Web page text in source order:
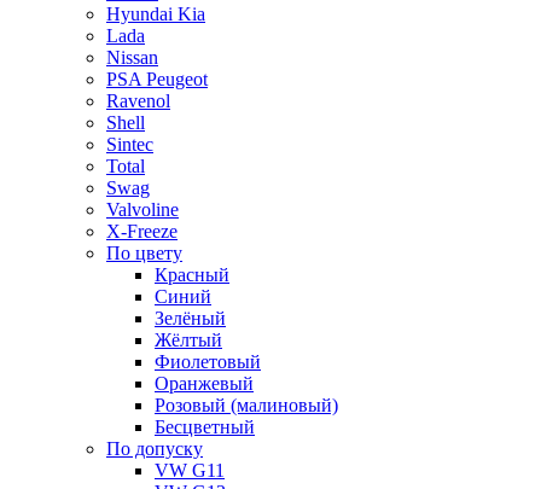
Hyundai Kia
Lada
Nissan
PSA Peugeot
Ravenol
Shell
Sintec
Total
Swag
Valvoline
X-Freeze
По цвету
Красный
Синий
Зелёный
Жёлтый
Фиолетовый
Оранжевый
Розовый (малиновый)
Бесцветный
По допуску
VW G11